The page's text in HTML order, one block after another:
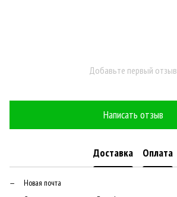
Добавьте первый отзыв
Написать отзыв
Доставка Оплата
Новая почта